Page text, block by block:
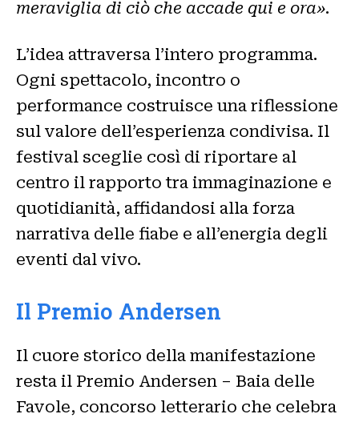
meraviglia di ciò che accade qui e ora».
L’idea attraversa l’intero programma.
Ogni spettacolo, incontro o
performance costruisce una riflessione
sul valore dell’esperienza condivisa. Il
festival sceglie così di riportare al
centro il rapporto tra immaginazione e
quotidianità, affidandosi alla forza
narrativa delle fiabe e all’energia degli
eventi dal vivo.
Il Premio Andersen
Il cuore storico della manifestazione
resta il Premio Andersen – Baia delle
Favole, concorso letterario che celebra